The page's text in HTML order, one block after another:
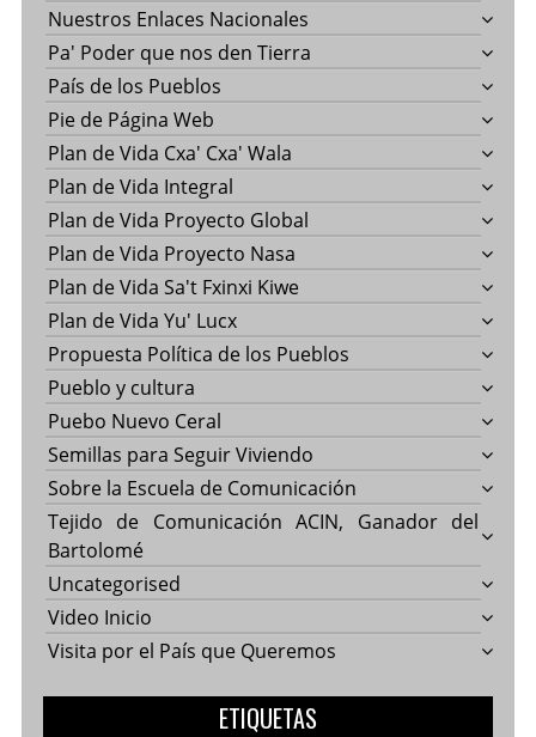
Nuestros Enlaces Nacionales
Pa' Poder que nos den Tierra
País de los Pueblos
Pie de Página Web
Plan de Vida Cxa' Cxa' Wala
Plan de Vida Integral
Plan de Vida Proyecto Global
Plan de Vida Proyecto Nasa
Plan de Vida Sa't Fxinxi Kiwe
Plan de Vida Yu' Lucx
Propuesta Política de los Pueblos
Pueblo y cultura
Puebo Nuevo Ceral
Semillas para Seguir Viviendo
Sobre la Escuela de Comunicación
Tejido de Comunicación ACIN, Ganador del
Bartolomé
Uncategorised
Video Inicio
Visita por el País que Queremos
ETIQUETAS